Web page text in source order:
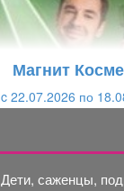
Магнит
c 22.07.2026 по
Дети, саженцы,